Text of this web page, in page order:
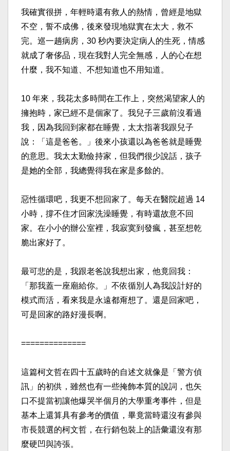
我確實很拼，年輕時還有救人的熱情，曾經是地獄
不空，誓不成佛，後來發現地獄實在太大，救不
完。巡一趟病房，30 秒內要決定病人的生死，情感
就成了奢侈品，現在我對人完全無感，人的心在想
什麼，我不知道、不想知道也不用知道。 ​
10 年來，我花太多時間在工作上，突然渴望家人的
擁抱時，家已經不是個家了。我兒子三歲前沒看過
我，因為我回到家都在睡覺，太太指著我跟兒子
說：「這是爸爸。」後來小孩還以為爸爸就是睡覺
的意思。我太太勤儉持家，但我們很少說話，孩子
是她的全部，我總覺得我在家是多餘的。 ​
惡性循環吧，我更不想回家了。每天在醫院超過 14
小時，撐不住才回家洗澡睡覺，有時還故意不回
家。在小小的辦公室裡，我寂寞到發瘋，甚至想乾
脆出家好了。 ​
最可悲的是，我跟老爸說我想出家，他竟回我：
「那我蓋一座廟給你。」不依循別人為我設計好的
模式而活，看來我是永遠都甭想了。還是回家吧，
可是回家的路好漫長啊。​
==============​
這篇柯文哲在四十五歲時的自述文就像是「警方偵
訊」的初供，雖然也有一些掩飾本質的說詞，也矢
口不提當初讓他爆哭半個月的大學重考事件，但是
基本上還算具有參考的價值，畢竟當時還沒有參與
市長競選的柯文哲，在行銷包裝上的語彙還沒有那
麼硬凹與誇張。​